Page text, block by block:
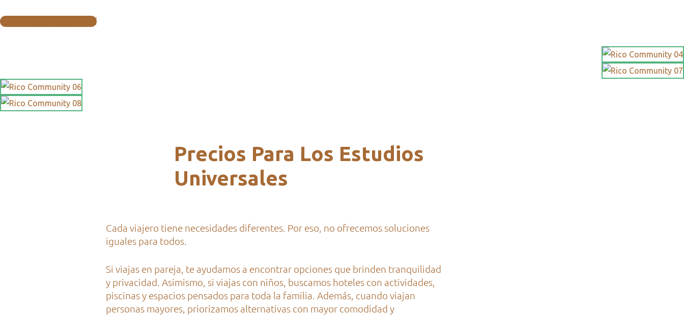
Pide tu cotización aquí
Precios Para Los Estudios
Universales
Cada viajero tiene necesidades diferentes. Por eso, no ofrecemos soluciones
iguales para todos.
Si viajas en pareja, te ayudamos a encontrar opciones que brinden tranquilidad
y privacidad. Asimismo, si viajas con niños, buscamos hoteles con actividades,
piscinas y espacios pensados para toda la familia. Además, cuando viajan
personas mayores, priorizamos alternativas con mayor comodidad y